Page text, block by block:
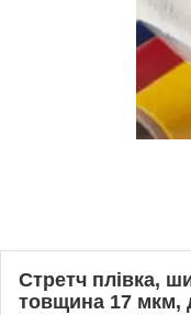
Стретч плівка,
товщина 17 мкм,